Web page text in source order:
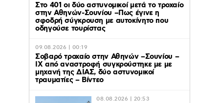
Στο 401 οι δύο αστυνομικοί μετά το τροχαίο
στην Αθηνών-Σουνίου –Πως έγινε η
σφοδρή σύγκρουση με αυτοκίνητο που
οδηγούσε τουρίστας
09.08.2026 | 00:19
Σοβαρό τροχαίο στην Αθηνών –Σουνίου –
ΙΧ από αναστροφή συγκρούστηκε με με
μηχανή της ΔΙΑΣ, δύο αστυνομικοί
τραυματίες – Βίντεο
08.08.2026 | 20:53